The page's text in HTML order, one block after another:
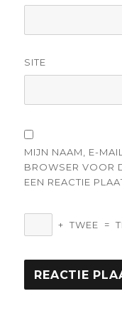
SITE
MIJN NAAM, E-
BROWSER VOOR
EEN REACTIE
+ TWEE =